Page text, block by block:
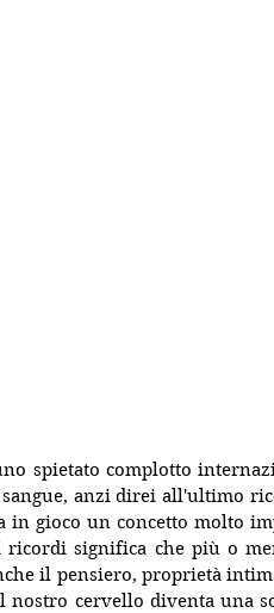
spietato complotto
anzi direi all'ultimo
in gioco un concetto molto
significa che più o
il pensiero, proprietà
cervello diventa una